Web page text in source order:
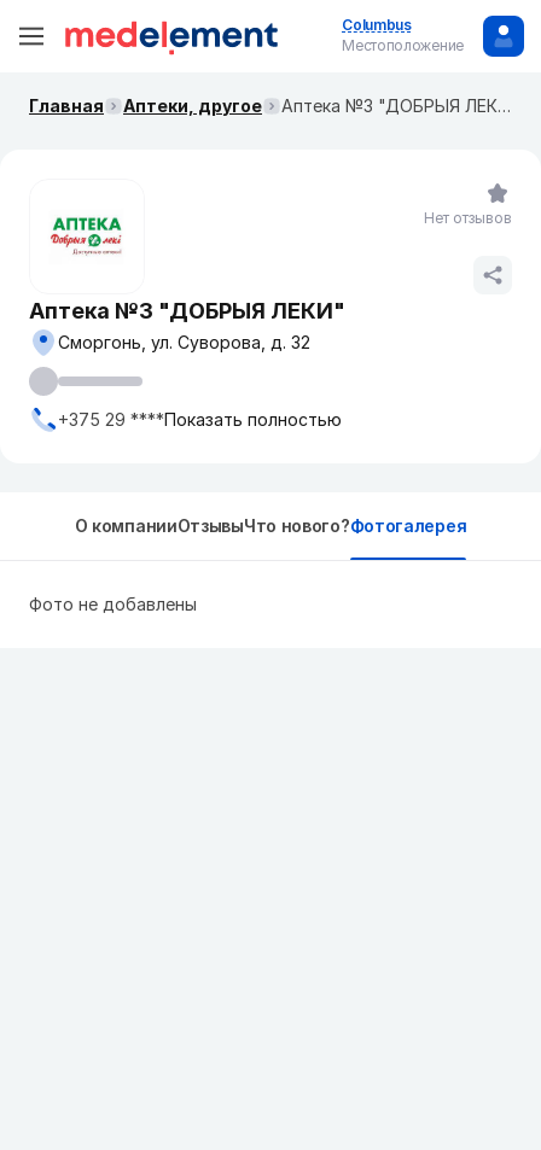
Columbus
Местоположение
Главная Аптеки, другое Аптека №3 "ДОБРЫЯ ЛЕКИ"
Аптека №3 "ДОБРЫЯ ЛЕКИ"
Сморгонь, ул. Суворова, д. 32
+375 29 ****Показать полностью
Нет отзывов
О компанииОтзывыЧто нового?Фотогалерея
Фото не добавлены